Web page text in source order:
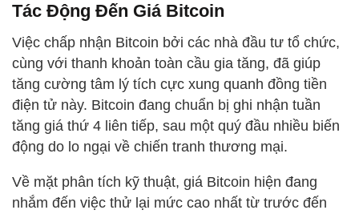
Tác Động Đến Giá Bitcoin
Việc chấp nhận Bitcoin bởi các nhà đầu tư tổ chức,
cùng với thanh khoản toàn cầu gia tăng, đã giúp
tăng cường tâm lý tích cực xung quanh đồng tiền
điện tử này. Bitcoin đang chuẩn bị ghi nhận tuần
tăng giá thứ 4 liên tiếp, sau một quý đầu nhiều biến
động do lo ngại về chiến tranh thương mại.
Về mặt phân tích kỹ thuật, giá Bitcoin hiện đang
nhắm đến việc thử lại mức cao nhất từ trước đến